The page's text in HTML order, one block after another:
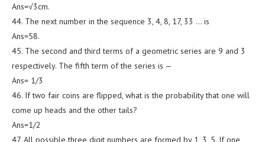
Ans=√3cm.
44. The next number in the sequence 3, 4, 8, 17, 33 … is
Ans=58.
45. The second and third terms of a geometric series are 9 and 3
respectively. The fifth term of the series is —
Ans= 1/3
46. If two fair coins are flipped, what is the probability that one will
come up heads and the other tails?
Ans=1/2
47. All possible three digit numbers are formed by 1, 3, 5. If one